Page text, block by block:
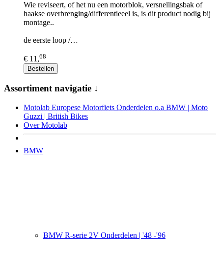
Wie reviseert, of het nu een motorblok, versnellingsbak of
haakse overbrenging/differentieeel is, is dit product nodig bij
montage..
de eerste loop /…
€ 11,68
Bestellen
Assortiment navigatie ↓
Motolab Europese Motorfiets Onderdelen o.a BMW | Moto
Guzzi | British Bikes
Over Motolab
BMW
BMW R-serie 2V Onderdelen | '48 -'96